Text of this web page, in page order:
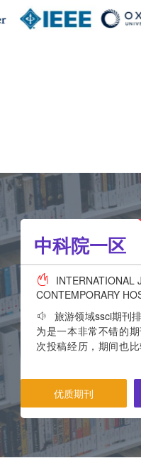
中科院一区
INTERNATIONAL
CONTEMPORARY
MANAGEMENT
旅游领域ssci期刊
为是一本非常不错的
次投稿经历，期间也
家的意见非常的多，
关注点聚焦在于结论
内容。期刊没有什么
要是与酒店相关的论
人觉得论文的接受率
投稿过程没有什么幺蛾
优质期刊